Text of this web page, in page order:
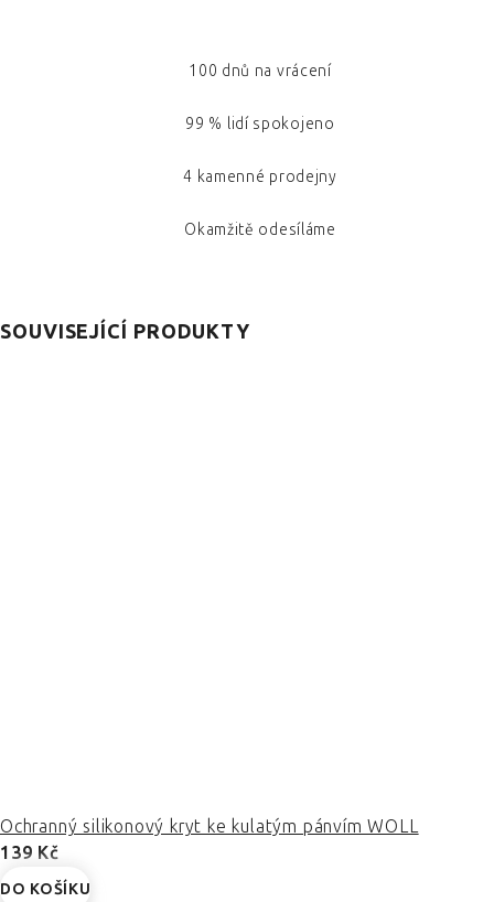
100 dnů na vrácení
99 % lidí spokojeno
4 kamenné prodejny
Okamžitě odesíláme
SOUVISEJÍCÍ PRODUKTY
Ochranný silikonový kryt ke kulatým pánvím WOLL
139 Kč
DO KOŠÍKU